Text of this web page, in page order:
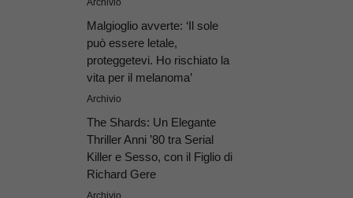
Malgioglio avverte: ‘Il sole
può essere letale,
proteggetevi. Ho rischiato la
vita per il melanoma’
Archivio
The Shards: Un Elegante
Thriller Anni ’80 tra Serial
Killer e Sesso, con il Figlio di
Richard Gere
Archivio